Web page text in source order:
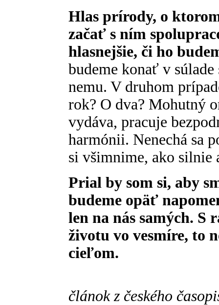
Hlas prírody, o
začať s ním
hlasnejšie, či ho
budeme konať v
nemu. V druhom
rok? O dva? Mohutný
vydáva, pracuje
harmónii. Nenechá sa
si všimnime, ako silnie
Prial by som si, aby
budeme opäť
len na nás samých.
životu vo vesmíre, to
cieľom.
článok z českého